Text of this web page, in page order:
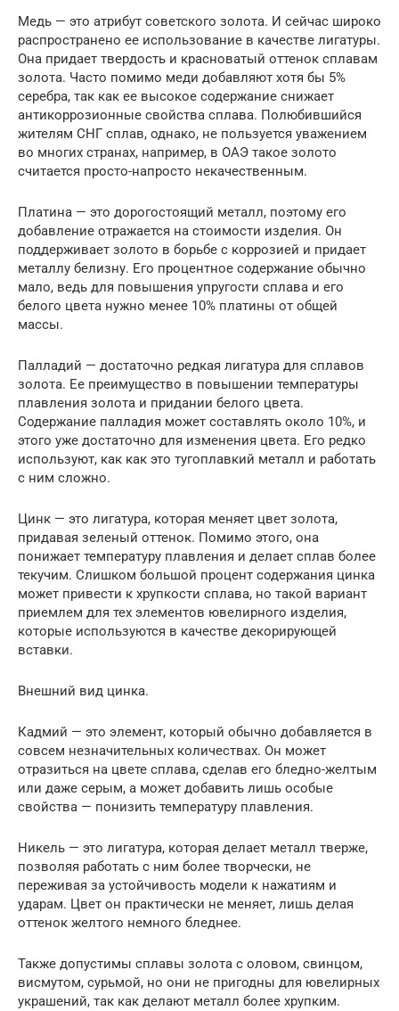
Медь — это атрибут советского золота. И сейчас широко
распространено ее использование в качестве лигатуры.
Она придает твердость и красноватый оттенок сплавам
золота. Часто помимо меди добавляют хотя бы 5%
серебра, так как ее высокое содержание снижает
антикоррозионные свойства сплава. Полюбившийся
жителям СНГ сплав, однако, не пользуется уважением
во многих странах, например, в ОАЭ такое золото
считается просто-напросто некачественным.
Платина — это дорогостоящий металл, поэтому его
добавление отражается на стоимости изделия. Он
поддерживает золото в борьбе с коррозией и придает
металлу белизну. Его процентное содержание обычно
мало, ведь для повышения упругости сплава и его
белого цвета нужно менее 10% платины от общей
массы.
Палладий — достаточно редкая лигатура для сплавов
золота. Ее преимущество в повышении температуры
плавления золота и придании белого цвета.
Содержание палладия может составлять около 10%, и
этого уже достаточно для изменения цвета. Его редко
используют, как как это тугоплавкий металл и работать
с ним сложно.
Цинк — это лигатура, которая меняет цвет золота,
придавая зеленый оттенок. Помимо этого, она
понижает температуру плавления и делает сплав более
текучим. Слишком большой процент содержания цинка
может привести к хрупкости сплава, но такой вариант
приемлем для тех элементов ювелирного изделия,
которые используются в качестве декорирующей
вставки.
Внешний вид цинка.
Кадмий — это элемент, который обычно добавляется в
совсем незначительных количествах. Он может
отразиться на цвете сплава, сделав его бледно-желтым
или даже серым, а может добавить лишь особые
свойства — понизить температуру плавления.
Никель — это лигатура, которая делает металл тверже,
позволяя работать с ним более творчески, не
переживая за устойчивость модели к нажатиям и
ударам. Цвет он практически не меняет, лишь делая
оттенок желтого немного бледнее.
Также допустимы сплавы золота с оловом, свинцом,
висмутом, сурьмой, но они не пригодны для ювелирных
украшений, так как делают металл более хрупким.